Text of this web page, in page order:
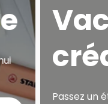
Passez un été